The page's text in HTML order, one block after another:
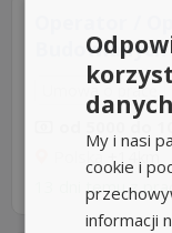
Umowa o pracę
Polska+14km
13 dni temu z
danych
My i nasi
cookie i
informacji